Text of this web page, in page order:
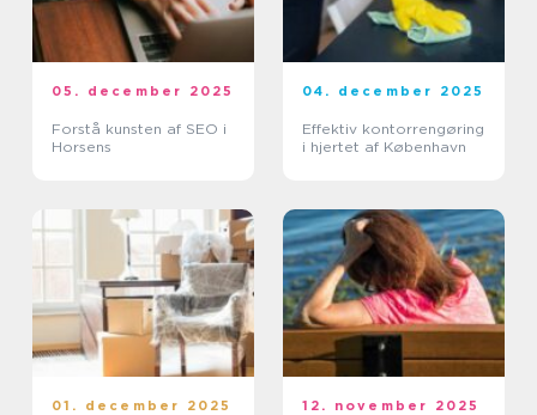
05. december 2025
Forstå kunsten af SEO i
Horsens
04. december 2025
Effektiv kontorrengøring
i hjertet af København
01. december 2025 12. november 2025